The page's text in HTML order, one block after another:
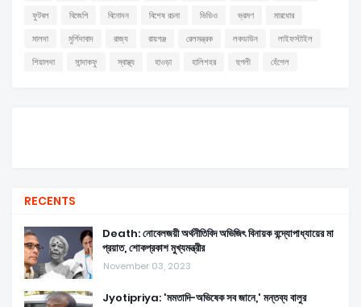
ফুটবল
বিজেপি বিনোদন বিশেষ রচনা ভিডিও ভ্রমণ
মারধোর
মালদা
মুর্শিদাবাদ রাজ্য রায়গঞ্জ রেলমন্ত্রক লকডাউন
লাইফস্টাইল
শিয়ালদা
সান্দাকফু স্বাস্থ্য হাওড়া হালিশহর হুগলী হেঁশেল
RECENTS
Death: নোবেলজয়ী অর্থনীতিবিদ অভিজিৎ বিনায়ক বন্দ্যোপাধ্যায়ের মা
প্রয়াত, শোকপ্রকাশ মুখ্যমন্ত্রীর
November 03, 2023
Jyotipriya: 'মমতাদি-অভিষেক সব জানে,' মন্তব্য বালুর